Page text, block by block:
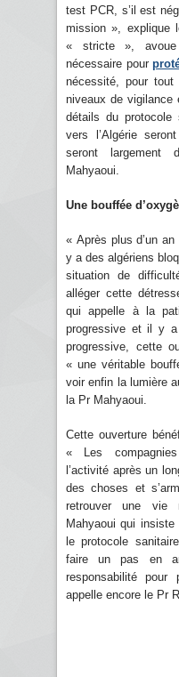
test PCR, s’il est
mission », explique
« stricte »,
nécessaire pour
nécessité, pour
niveaux de
détails du protocole
vers l’Algérie
seront
Mahyaoui.
Une bouffée
« Après plus d’un
y a des algériens
situation de
alléger cette
qui appelle à la
progressive et il y
progressive, cette
« une véritable
voir enfin la lumière
la Pr Mahyaoui.
Cette ouverture
« Les
l’activité après un
des choses et
retrouver une vie
Mahyaoui qui
le protocole
faire un pas en
responsabilité pour
appelle encore le Pr